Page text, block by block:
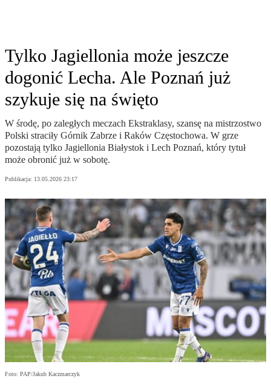
Tylko Jagiellonia może jeszcze
dogonić Lecha. Ale Poznań już
szykuje się na święto
W środę, po zaległych meczach Ekstraklasy, szansę na mistrzostwo
Polski straciły Górnik Zabrze i Raków Częstochowa. W grze
pozostają tylko Jagiellonia Białystok i Lech Poznań, który tytuł
może obronić już w sobotę.
Publikacja: 13.05.2026 23:17
Foto: PAP/Jakub Kaczmarczyk